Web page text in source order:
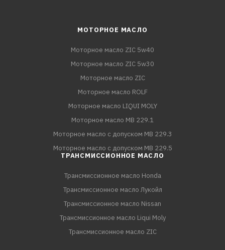
МОТОРНОЕ МАСЛО
Моторное масло ZIC 5w40
Моторное масло ZIC 5w30
Моторное масло ZIC
Моторное масло ROLF
Моторное масло LIQUI MOLY
Моторное масло MB 229.1
Моторное масло с допуском MB 229.3
Моторное масло с допуском MB 229.5
ТРАНСМИССИОННОЕ МАСЛО
Трансмиссионное масло Honda
Трансмиссионное масло Лукойл
Трансмиссионное масло Nissan
Трансмиссионное масло Liqui Moly
Трансмиссионное масло ZIC